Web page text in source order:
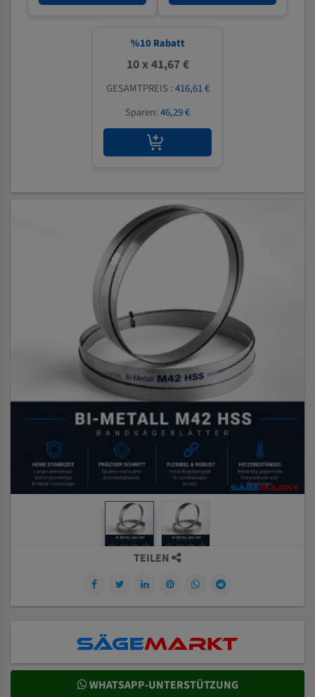
%10 Rabatt
10 x 41,67 €
GESAMTPREIS :416,61 €
Sparen:46,29 €
TEILEN
WHATSAPP-UNTERSTÜTZUNG